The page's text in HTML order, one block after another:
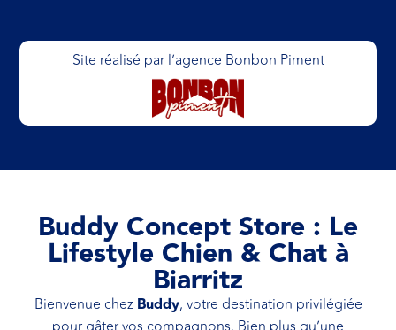
Site réalisé par l’agence Bonbon Piment
Buddy Concept Store : Le
Lifestyle Chien & Chat à
Biarritz
Bienvenue chez Buddy, votre destination privilégiée